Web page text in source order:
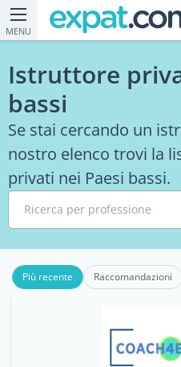
MENU
Istruttore
bassi
Se stai cercando un
nostro elenco trovi la
privati nei Paesi bassi.
Ricerca per professione
Più recente Raccomandazioni